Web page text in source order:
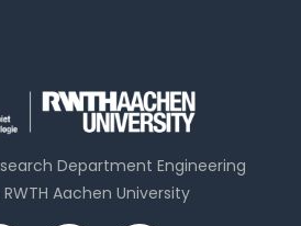
Department Engineering
Aachen University